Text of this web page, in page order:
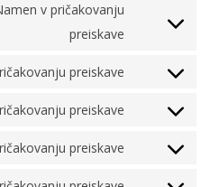
v pričakovanju
preiskave
Consent
preiskave
Consent
preiskave
Consent
preiskave
Consent